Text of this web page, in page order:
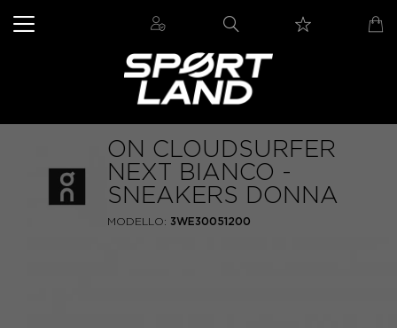
ON CLOUDSURFER
NEXT BIANCO -
SNEAKERS DONNA
MODELLO: 3WE30051200